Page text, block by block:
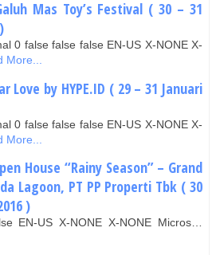
Mas Toy’s Festival ( 30 – 31
0 false false false EN-US X-NONE X-
More...
Love by HYPE.ID ( 29 – 31 Januari
0 false false false EN-US X-NONE X-
More...
House “Rainy Season” – Grand
Lagoon, PT PP Properti Tbk ( 30
)
EN-US X-NONE X-NONE Micros…